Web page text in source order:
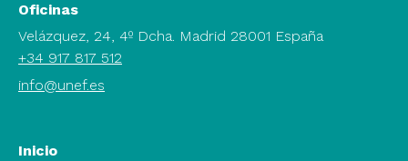
Oficinas
Velázquez, 24, 4º Dcha. Madrid 28001 España
+34 917 817 512
info@unef.es
Inicio